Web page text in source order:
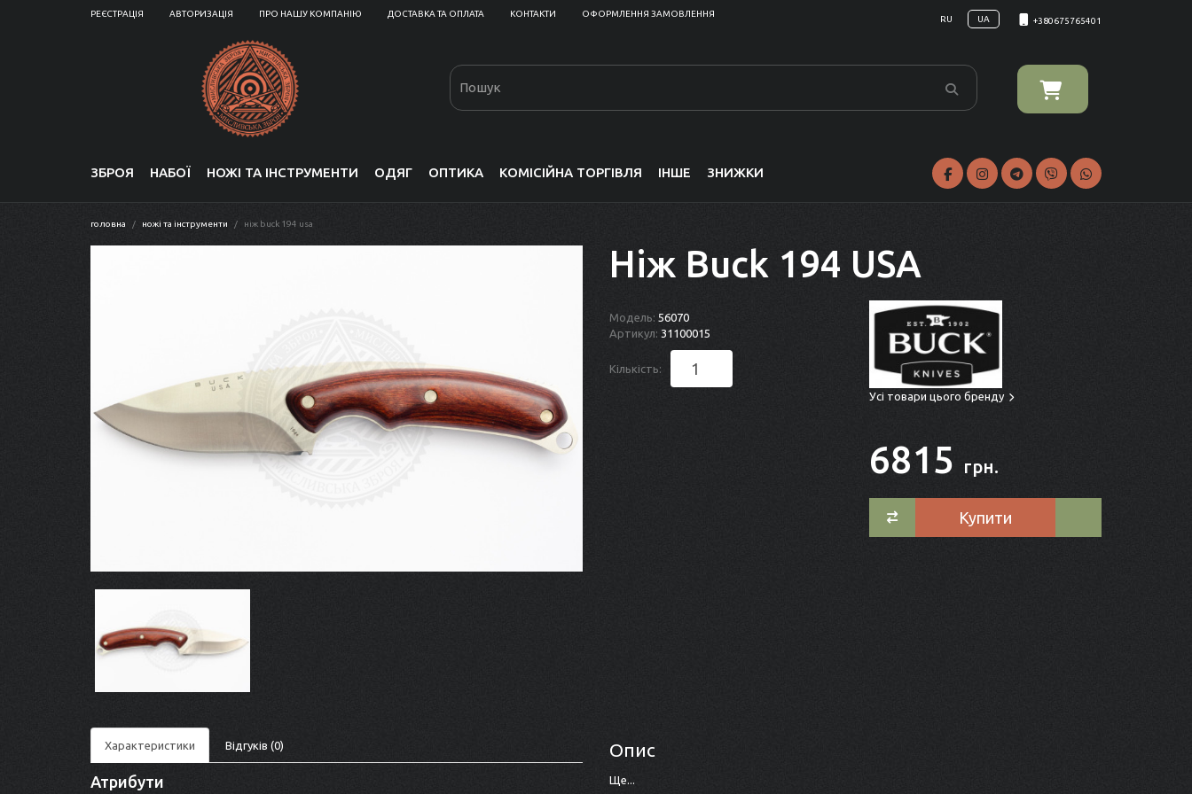
РЕЄСТРАЦІЯ АВТОРИЗАЦІЯ ПРО НАШУ КОМПАНІЮ ДОСТАВКА ТА ОПЛАТА КОНТАКТИ ОФОРМЛЕННЯ ЗАМОВЛЕННЯ
RU UA +380675765401
ЗБРОЯ НАБОЇ НОЖІ ТА ІНСТРУМЕНТИ ОДЯГ ОПТИКА КОМІСІЙНА ТОРГІВЛЯ ІНШЕ ЗНИЖКИ
головна ножі та інструменти ніж buck 194 usa
Ніж Buck 194 USA
Модель: 56070
Артикул: 31100015
Кількість:
Усі товари цього бренду
6815 грн.
Купити
Характеристики Відгуків (0)
Атрибути
Опис
Ще...